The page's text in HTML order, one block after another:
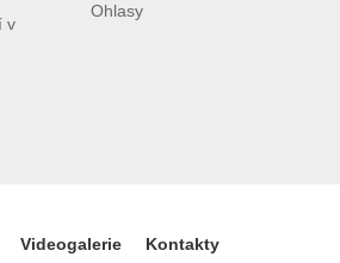
v
Ohlasy
Videogalerie Kontakty